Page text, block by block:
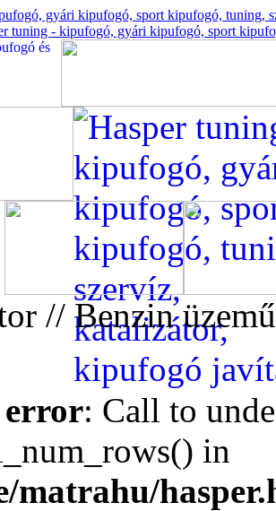
// Benzin üzemű
: Call to
in
matrahu/